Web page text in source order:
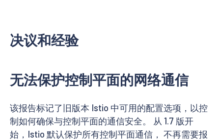
决议和经验
无法保护控制平面的网络通信
该报告标记了旧版本 Istio 中可用的配置选项，以控
制如何确保与控制平面的通信安全。 从 1.7 版开
始，Istio 默认保护所有控制平面通信， 不再需要报